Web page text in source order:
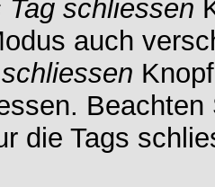
schliessen
auch
die Tags